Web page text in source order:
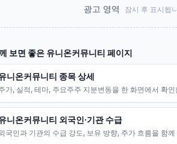
광고 영역 잠시 후 표시됩
보면 좋은 유니온커뮤니티 페이지
니온커뮤니티 종목 상세
가, 실적, 테마, 주요주주 지분변동을 한 화면에서 확인
니온커뮤니티 외국인·기관 수급
국인과 기관의 수급 강도, 보유 방향, 주가 흐름을 함께